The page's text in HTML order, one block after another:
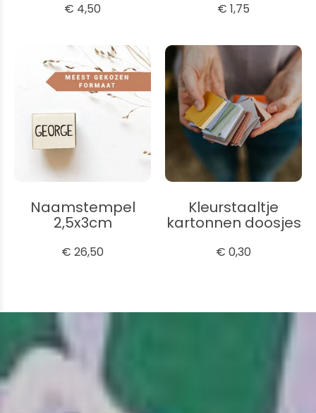
€ 4,50 € 1,75
Naamstempel
2,5x3cm
€ 26,50
Kleurstaaltje
kartonnen doosjes
€ 0,30